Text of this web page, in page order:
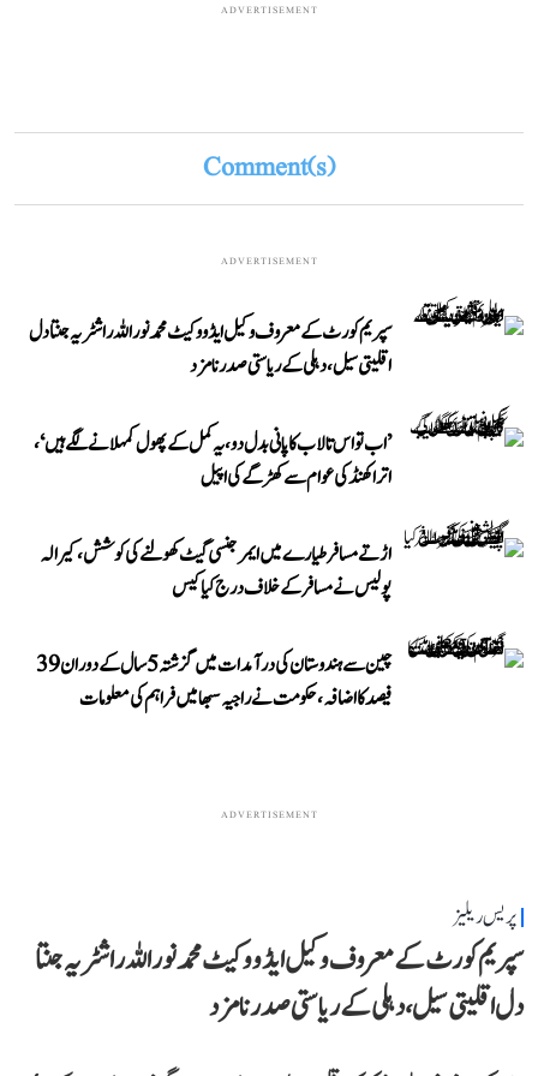
ADVERTISEMENT
Comment(s)
ADVERTISEMENT
سپریم کورٹ کے معروف وکیل ایڈووکیٹ محمد نور اللہ راشٹریہ جنتا دل
اقلیتی سیل، دہلی کے ریاستی صدر نامزد
’اب تو اس تالاب کا پانی بدل دو، یہ کمل کے پھول کمہلانے لگے ہیں‘،
اتراکھنڈ کی عوام سے کھڑگے کی اپیل
اڑتے مسافر طیارے میں ایمرجنسی گیٹ کھولنے کی کوشش، کیرالہ
پولیس نے مسافر کے خلاف درج کیا کیس
چین سے ہندوستان کی درآمدات میں گزشتہ 5 سال کے دوران 39
فیصد کا اضافہ، حکومت نے راجیہ سبھا میں فراہم کی معلومات
ADVERTISEMENT
پریس ریلیز
سپریم کورٹ کے معروف وکیل ایڈووکیٹ محمد نور اللہ راشٹریہ جنتا
دل اقلیتی سیل، دہلی کے ریاستی صدر نامزد